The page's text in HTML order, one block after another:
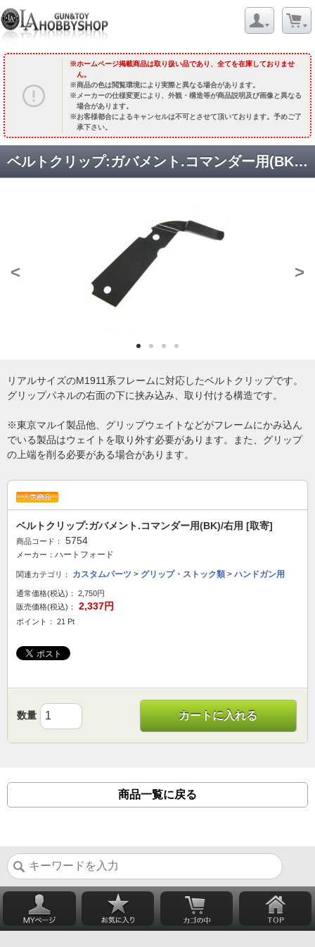
ホームページ掲載商品は取り扱い品であり、全てを在庫しておりませ
ん。
商品の色は閲覧環境により実際と異なる場合があります。
メーカーの仕様変更により、外観・構造等が商品説明及び画像と異なる
場合があります。
お客様都合によるキャンセルは不可とさせて頂いております。予めご了
承下さい。
ベルトクリップ:ガバメント.コマンダー用(BK)/右用 [取寄]
< >
リアルサイズのM1911系フレームに対応したベルトクリップです。
グリップパネルの右面の下に挟み込み、取り付ける構造です。
※東京マルイ製品他、グリップウェイトなどがフレームにかみ込ん
でいる製品はウェイトを取り外す必要があります。また、グリップ
の上端を削る必要がある場合があります。
ベルトクリップ:ガバメント.コマンダー用(BK)/右用 [取寄]
商品コード： 5754
メーカー： ハートフォード
関連カテゴリ： カスタムパーツ > グリップ・ストック類 > ハンドガン用
通常価格(税込)：
2,750円
販売価格(税込)：
2,337円
ポイント： 21 Pt
数量 カートに入れる
商品一覧に戻る